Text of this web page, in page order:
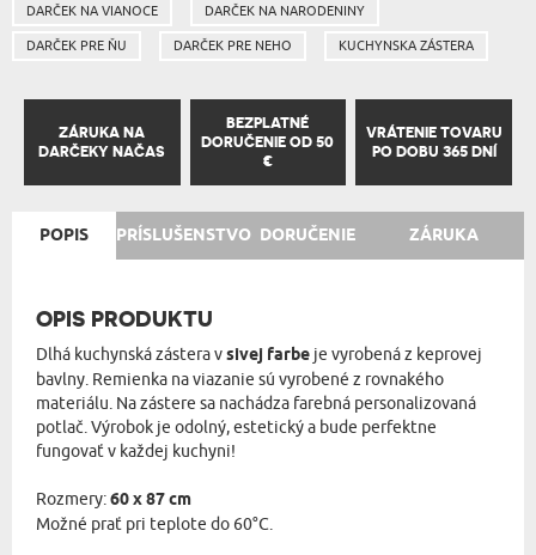
DARČEK NA VIANOCE DARČEK NA NARODENINY
DARČEK PRE ŇU DARČEK PRE NEHO KUCHYNSKA ZÁSTERA
ZÁRUKA NA
DARČEKY NAČAS
BEZPLATNÉ
DORUČENIE OD 50
€
VRÁTENIE TOVARU
PO DOBU 365 DNÍ
POPIS PRÍSLUŠENSTVO DORUČENIE ZÁRUKA
OPIS PRODUKTU
Dlhá kuchynská zástera vsivej farbe je vyrobená z keprovej
bavlny. Remienka na viazanie sú vyrobené z rovnakého
materiálu. Na zástere sa nachádza farebná personalizovaná
potlač. Výrobok je odolný, estetický a bude perfektne
fungovať v každej kuchyni!
Rozmery:60 x 87 cm
Možné prať pri teplote do 60°C.